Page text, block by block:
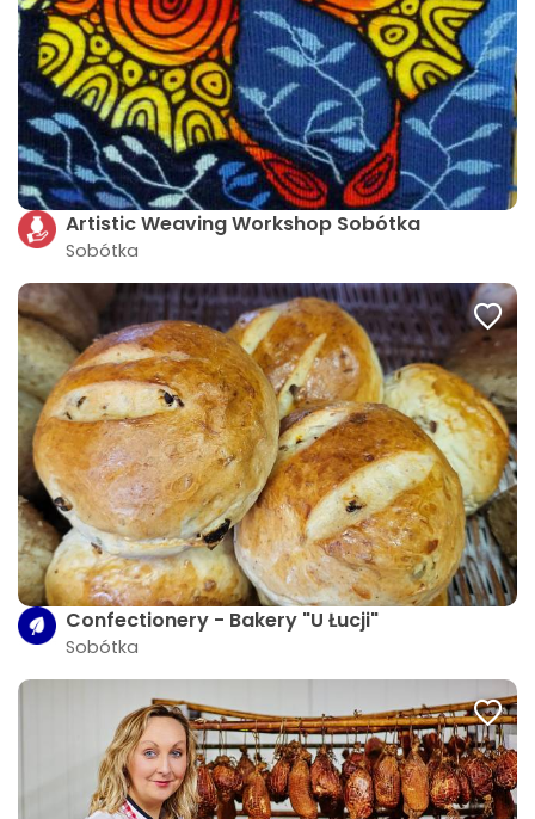
Artistic Weaving Workshop Sobótka
Sobótka
Confectionery - Bakery "U Łucji"
Sobótka